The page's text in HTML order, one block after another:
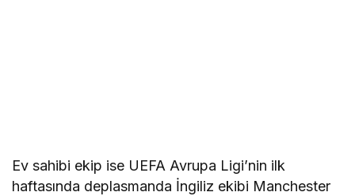
Ev sahibi ekip ise UEFA Avrupa Ligi’nin ilk
haftasında deplasmanda İngiliz ekibi Manchester